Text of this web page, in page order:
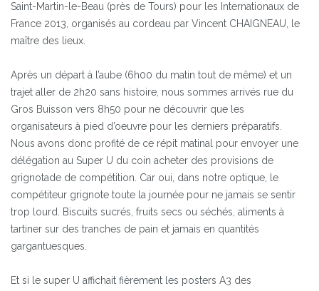
Saint-Martin-le-Beau (près de Tours) pour les Internationaux de
France 2013, organisés au cordeau par Vincent CHAIGNEAU, le
maître des lieux.
Après un départ à l’aube (6h00 du matin tout de même) et un
trajet aller de 2h20 sans histoire, nous sommes arrivés rue du
Gros Buisson vers 8h50 pour ne découvrir que les
organisateurs à pied d’oeuvre pour les derniers préparatifs.
Nous avons donc profité de ce répit matinal pour envoyer une
délégation au Super U du coin acheter des provisions de
grignotade de compétition. Car oui, dans notre optique, le
compétiteur grignote toute la journée pour ne jamais se sentir
trop lourd. Biscuits sucrés, fruits secs ou séchés, aliments à
tartiner sur des tranches de pain et jamais en quantités
gargantuesques.
Et si le super U affichait fièrement les posters A3 des